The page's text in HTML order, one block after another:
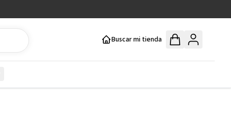
Buscar mi tienda